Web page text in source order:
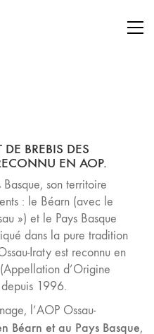
BREBIS DES
EN AOP.
son territoire
: le Béarn (avec le
») et le Pays Basque
dans la pure tradition
Iraty est reconnu en
d’Origine
1996.
l’AOP Ossau-
Béarn et au Pays Basque,